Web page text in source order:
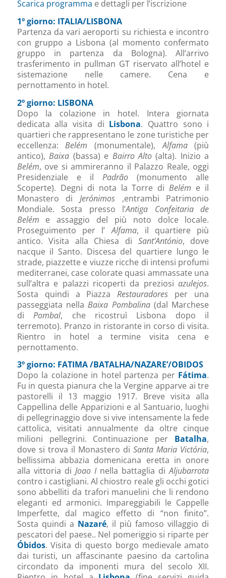
Scarica programma e dettagli per l’iscrizione
1º giorno: ITALIA/LISBONA
Partenza da vari aeroporti su richiesta e incontro
con gruppo a Lisbona (al momento confermato
gruppo in partenza da Bologna). All’arrivo
trasferimento in pullman GT riservato all’hotel e
sistemazione nelle camere. Cena e
pernottamento in hotel.
2º giorno: LISBONA
Dopo la colazione in hotel. Intera giornata
dedicata alla visita di Lisbona. Quattro sono i
quartieri che rappresentano le zone turistiche per
eccellenza:Belém (monumentale),Alfama(più
antico),Baixa (bassa) e Bairro Alto(alta). Inizio a
Belém, ove si ammireranno il Palazzo Reale, oggi
Presidenziale e ilPadrão (monumento alle
Scoperte). Degni di nota la Torre diBelém e il
Monastero di Jerónimos ,entrambi Patrimonio
Mondiale. Sosta presso l’Antiga Confeitaria de
Belém e assaggio del più noto dolce locale.
Proseguimento per l’Alfama, il quartiere più
antico. Visita alla Chiesa di Sant’António, dove
nacque il Santo. Discesa del quartiere lungo le
strade, piazzette e viuzze ricche di intensi profumi
mediterranei, case colorate quasi ammassate una
sull’altra e palazzi ricoperti da preziosiazulejos.
Sosta quindi a PiazzaRestauradores per una
passeggiata nellaBaixa Pombalina(dal Marchese
diPombal, che ricostruì Lisbona dopo il
terremoto). Pranzo in ristorante in corso di visita.
Rientro in hotel a termine visita cena e
pernottamento.
3º giorno: FATIMA /BATALHA/NAZARE’/OBIDOS
Dopo la colazione in hotel partenza perFátima.
Fu in questa pianura che la Vergine apparve ai tre
pastorelli il 13 maggio 1917. Breve visita alla
Cappellina delle Apparizioni e al Santuario, luoghi
di pellegrinaggio dove si vive intensamente la fede
cattolica, visitati annualmente da oltre cinque
milioni pellegrini. Continuazione per Batalha,
dove si trova il Monastero diSanta Maria Victória,
bellissima abbazia domenicana eretta in onore
alla vittoria di Joao Inella battaglia diAljubarrota
contro i castigliani. Al chiostro reale gli occhi gotici
sono abbelliti da trafori manuelini che li rendono
eleganti ed armonici. Impareggiabili le Cappelle
Imperfette, dal magico effetto di “non finito”.
Sosta quindi a Nazaré, il più famoso villaggio di
pescatori del paese.. Nel pomeriggio si riparte per
Óbidos. Visita di questo borgo medievale amato
dai turisti, un affascinante paesino da cartolina
circondato da imponenti mura del secolo XII.